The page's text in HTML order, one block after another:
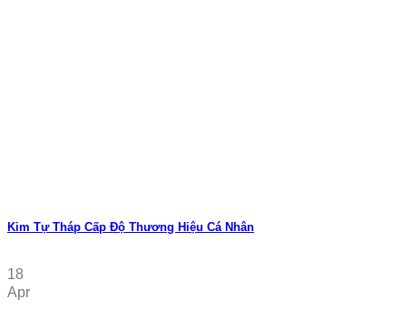
Kim Tự Tháp Cấp Độ Thương Hiệu Cá Nhân
18
Apr